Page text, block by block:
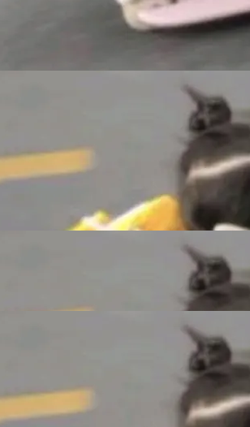
主从 S3 恢复 SQLite 数据
持久化的唯一真相...
，要么是vivo X300 E这
Z Fold8 Ultra / Z Fold8 /
均在7月22日发布，且全
for Galaxy，它们本该
Early Access 阶段。 De
写在 landing page 最显
is made between com
之间写出来的。git
退到任何一次编辑：Delt
的每一次操作，...
开支达 183 亿美元
Tunguz 博客（VC 分
第二季度业绩报告，Spac
四成。 与亚马逊、Alpha
传统科技巨头相比，Spa
尤为引人瞩目。然而，支
却呈现出截然不同的面
Meta 主要依托充沛的经
程 agent；Muse Spark
的新模型。一句话概括：
dev.meta.ai/install.
在大项目里自动规划、写
终端工具。 据介绍，Muse
一组后台 agent。这些后
，用知识图谱校
机器拥有全局视野。整个
环节：建图 → 控制难度
接入Mooncake TENT。
传输引擎接入Mooncake T
性能提升30%、非零拷贝
信服“面向企业研发场景的
应用”凭借卓越的技术